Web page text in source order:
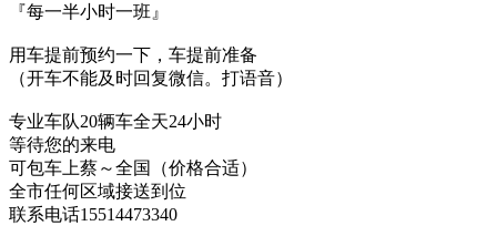
『每一半小时一班』
用车提前预约一下，车提前准备
（开车不能及时回复微信。打语音）
专业车队20辆车全天24小时
等待您的来电
可包车上蔡～全国（价格合适）
全市任何区域接送到位
联系电话15514473340